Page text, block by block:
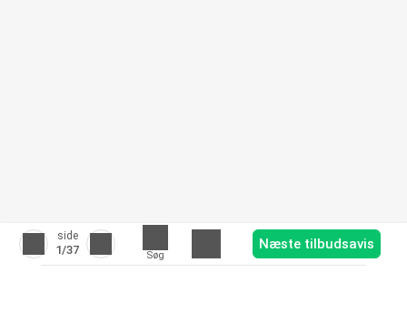
side
1/37 Søg
Næste tilbudsavis